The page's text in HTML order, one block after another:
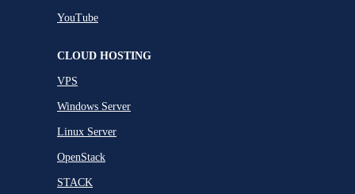
YouTube
CLOUD HOSTING
VPS
Windows Server
Linux Server
OpenStack
STACK